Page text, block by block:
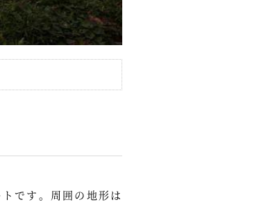
です。周囲の地形は